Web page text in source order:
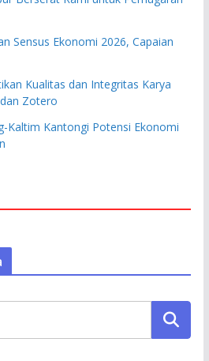
Sensus Ekonomi 2026, Capaian
Kualitas dan Integritas Karya
Zotero
Kaltim Kantongi Potensi Ekonomi